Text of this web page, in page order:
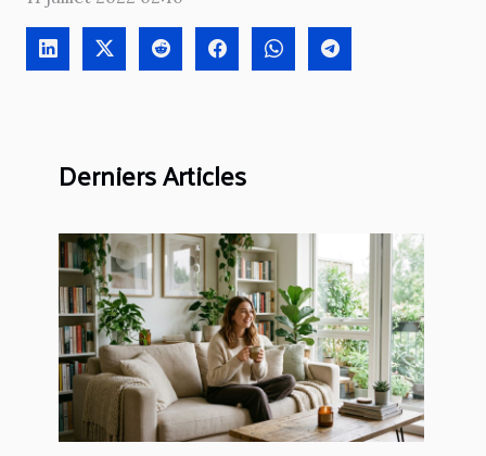
Derniers Articles